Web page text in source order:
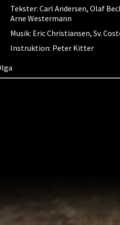
Tekster: Carl Andersen, Olaf
Arne Westermann
Musik: Eric Christiansen, Sv.
Instruktion: Peter Kitter